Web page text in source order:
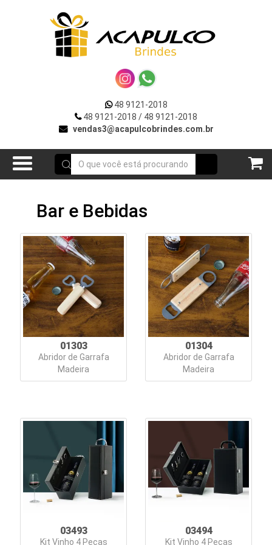
48 9121-2018
48 9121-2018 / 48 9121-2018
vendas3@acapulcobrindes.com.br
VOLTAR
***DIA
Acessórios
p/
Celular
para
Carros
Bar
e
Bebidas
Blocos
e
Cadernetas
Bolsas
Som
Canecas
Bar e Bebidas
01303
Abridor de Garrafa
Madeira
01304
Abridor de Garrafa
Madeira
03493
Kit Vinho 4 Peças
03494
Kit Vinho 4 Peças